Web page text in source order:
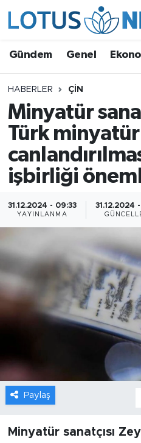
Gündem Genel
HABERLER ÇIN
Minyatür
Türk minyatür
işbirliği
31.12.2024 - 09:33
YAYINLANMA
31.12.2024
Paylaş
Minyatür sanatçısı
Ekonomi
Dünya
Politika
Kültür - Sanat ve
Yaşam
Çin Fuarları
Video
Foto Haber